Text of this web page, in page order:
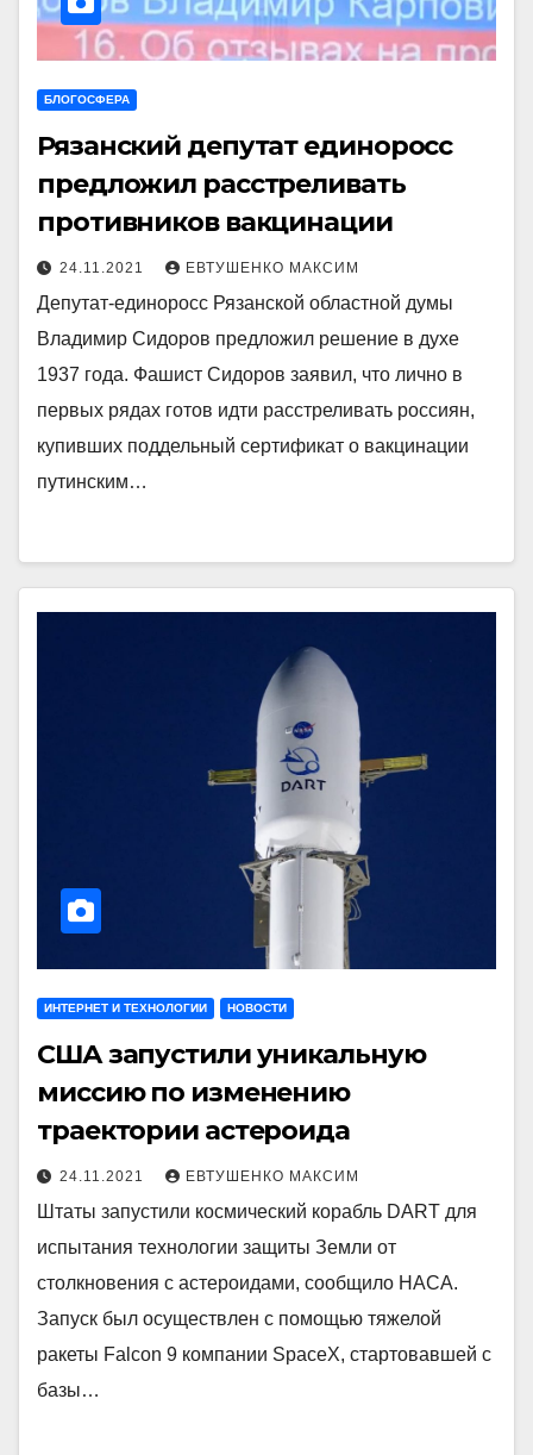
БЛОГОСФЕРА
Рязанский депутат единоросс
предложил расстреливать
противников вакцинации
24.11.2021 ЕВТУШЕНКО МАКСИМ
Депутат-единоросс Рязанской областной думы
Владимир Сидоров предложил решение в духе
1937 года. Фашист Сидоров заявил, что лично в
первых рядах готов идти расстреливать россиян,
купивших поддельный сертификат о вакцинации
путинским…
ИНТЕРНЕТ И ТЕХНОЛОГИИ НОВОСТИ
США запустили уникальную
миссию по изменению
траектории астероида
24.11.2021 ЕВТУШЕНКО МАКСИМ
Штаты запустили космический корабль DART для
испытания технологии защиты Земли от
столкновения с астероидами, сообщило НАСА.
Запуск был осуществлен с помощью тяжелой
ракеты Falcon 9 компании SpaceX, стартовавшей с
базы…